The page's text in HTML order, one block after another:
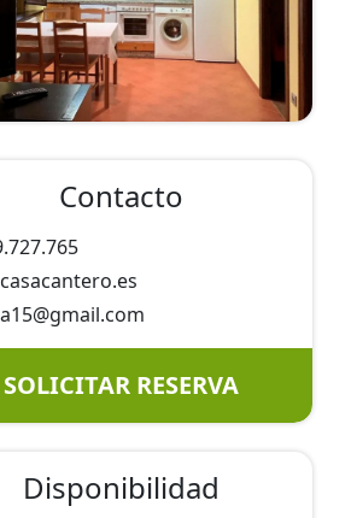
Contacto
gmail.com
SOLICITAR RESERVA
Disponibilidad